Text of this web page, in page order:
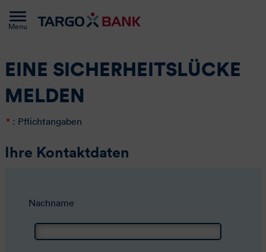
Menu
EINE SICHERHEITSLÜCKE
MELDEN
* : Pflichtangaben
Ihre Kontaktdaten
Nachname